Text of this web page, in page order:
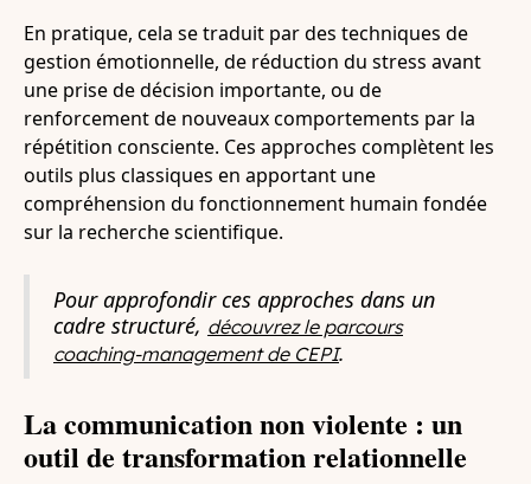
En pratique, cela se traduit par des techniques de
gestion émotionnelle, de réduction du stress avant
une prise de décision importante, ou de
renforcement de nouveaux comportements par la
répétition consciente. Ces approches complètent les
outils plus classiques en apportant une
compréhension du fonctionnement humain fondée
sur la recherche scientifique.
Pour approfondir ces approches dans un
cadre structuré, découvrez le parcours
coaching-management de CEPI.
La communication non violente : un
outil de transformation relationnelle